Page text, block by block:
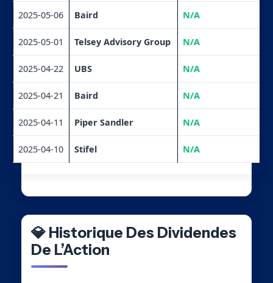
2025-05-06 Baird N/A
2025-05-01 Telsey Advisory Group N/A
2025-04-22 UBS N/A
2025-04-21 Baird N/A
2025-04-11 Piper Sandler N/A
2025-04-10 Stifel N/A
💎 Historique Des Dividendes
De L’Action